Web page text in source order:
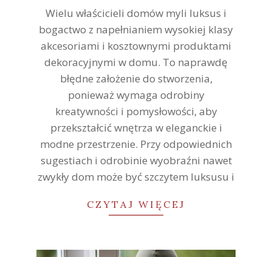
26Wielu właścicieli domów myli luksus i
bogactwo z napełnianiem wysokiej klasy
akcesoriami i kosztownymi produktami
dekoracyjnymi w domu. To naprawdę
błędne założenie do stworzenia,
ponieważ wymaga odrobiny
kreatywności i pomysłowości, aby
przekształcić wnętrza w eleganckie i
modne przestrzenie. Przy odpowiednich
sugestiach i odrobinie wyobraźni nawet
zwykły dom może być szczytem luksusu i
CZYTAJ WIĘCEJ